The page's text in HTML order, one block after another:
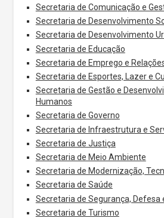
Secretaria de Comunicação e
Secretaria de Desenvolvimento
Secretaria de Desenvolvimento
Secretaria de Educação
Secretaria de Emprego e
Secretaria de Esportes, Lazer e
Secretaria de Gestão e
Humanos
Secretaria de Governo
Secretaria de Infraestrutura e
Secretaria de Justiça
Secretaria de Meio Ambiente
Secretaria de Modernização,
Secretaria de Saúde
Secretaria de Segurança, Defesa
Secretaria de Turismo